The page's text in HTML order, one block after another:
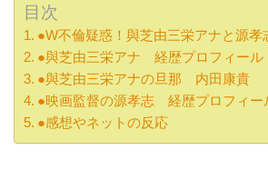
目次
●W不倫疑惑！與芝由三栄アナと源孝
●與芝由三栄アナ 経歴プロフィール
●與芝由三栄アナの旦那 内田康貴
●映画監督の源孝志 経歴プロフィー
●感想やネットの反応